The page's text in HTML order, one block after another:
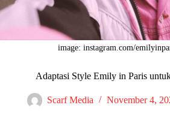
image: instagram.com/
Adaptasi Style Emily in Paris
Scarf Media November 4,